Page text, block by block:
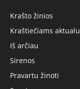
Krašto žinios
Kraštiečiams aktualu
Iš arčiau
Sirenos
Pravartu žinoti